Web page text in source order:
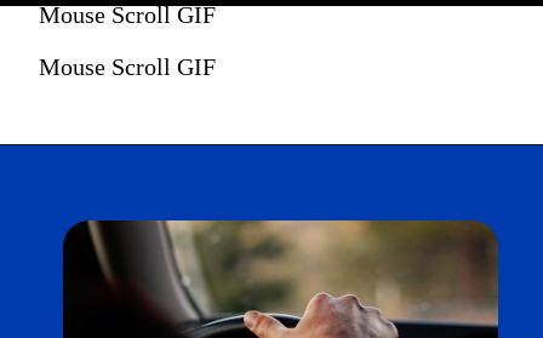
Mouse Scroll GIF
Mouse Scroll GIF